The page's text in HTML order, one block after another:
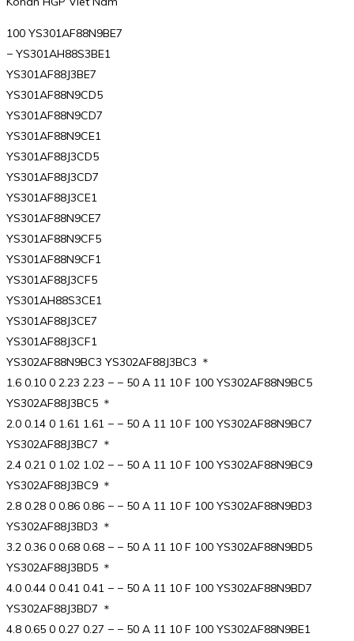
100 YS301AF88N9BE7
− YS301AH88S3BE1
YS301AF88J3BE7
YS301AF88N9CD5
YS301AF88N9CD7
YS301AF88N9CE1
YS301AF88J3CD5
YS301AF88J3CD7
YS301AF88J3CE1
YS301AF88N9CE7
YS301AF88N9CF5
YS301AF88N9CF1
YS301AF88J3CF5
YS301AH88S3CE1
YS301AF88J3CE7
YS301AF88J3CF1
YS302AF88N9BC3 YS302AF88J3BC3 ＊
1.6 0.10 0 2.23 2.23 − − 50 A 11 10 F 100 YS302AF88N9BC5
YS302AF88J3BC5 ＊
2.0 0.14 0 1.61 1.61 − − 50 A 11 10 F 100 YS302AF88N9BC7
YS302AF88J3BC7 ＊
2.4 0.21 0 1.02 1.02 − − 50 A 11 10 F 100 YS302AF88N9BC9
YS302AF88J3BC9 ＊
2.8 0.28 0 0.86 0.86 − − 50 A 11 10 F 100 YS302AF88N9BD3
YS302AF88J3BD3 ＊
3.2 0.36 0 0.68 0.68 − − 50 A 11 10 F 100 YS302AF88N9BD5
YS302AF88J3BD5 ＊
4.0 0.44 0 0.41 0.41 − − 50 A 11 10 F 100 YS302AF88N9BD7
YS302AF88J3BD7 ＊
4.8 0.65 0 0.27 0.27 − − 50 A 11 10 F 100 YS302AF88N9BE1